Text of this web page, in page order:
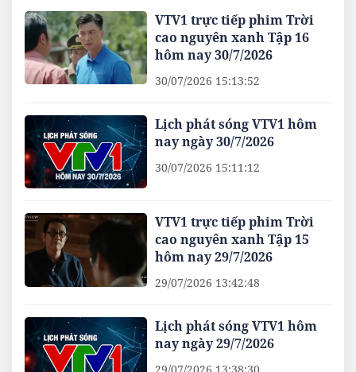
VTV1 trực tiếp phim Trời
cao nguyên xanh Tập 16
hôm nay 30/7/2026
30/07/2026 15:13:52
Lịch phát sóng VTV1 hôm
nay ngày 30/7/2026
30/07/2026 15:11:12
VTV1 trực tiếp phim Trời
cao nguyên xanh Tập 15
hôm nay 29/7/2026
29/07/2026 13:42:48
Lịch phát sóng VTV1 hôm
nay ngày 29/7/2026